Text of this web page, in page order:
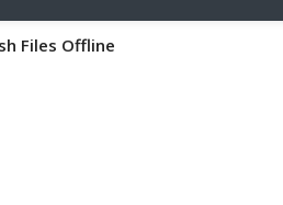
Files Offline